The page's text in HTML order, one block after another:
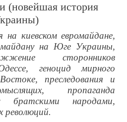
(новейшая история
киевском евромайдане,
на Юге Украины,
сторонников
геноцид мирного
преследования и
пропаганда
братскими народами,
революций.